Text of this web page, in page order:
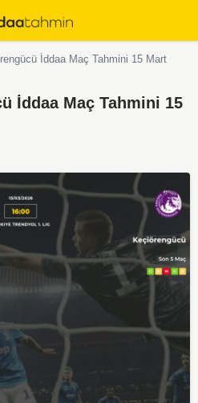
İddaa Maç Tahmini 15 Mart
İddaa Maç Tahmini 15